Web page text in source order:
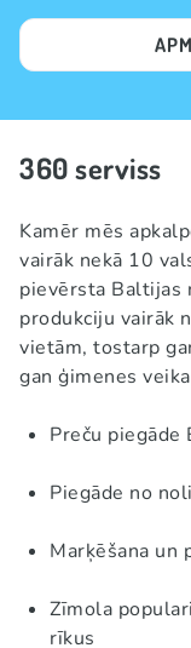
360 serviss
Kamēr mēs
vairāk nekā 10
pievērsta Baltijas
produkciju vairāk
vietām, tostarp
gan ģimenes
Preču
Piegāde no
Marķēšana un
Zīmola
rīkus